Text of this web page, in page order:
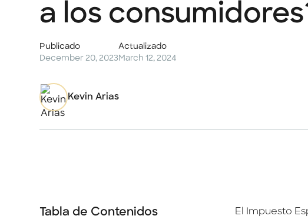
a los
Publicado
December 20, 2023
Actualizado
March 12, 2024
Kevin Arias
Tabla de Contenidos
El Impuesto